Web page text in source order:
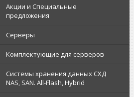
Акции и Специальные
предложения
Серверы
Комплектующие для серверов
Системы хранения данных СХД
NAS, SAN. All-Flash, Hybrid